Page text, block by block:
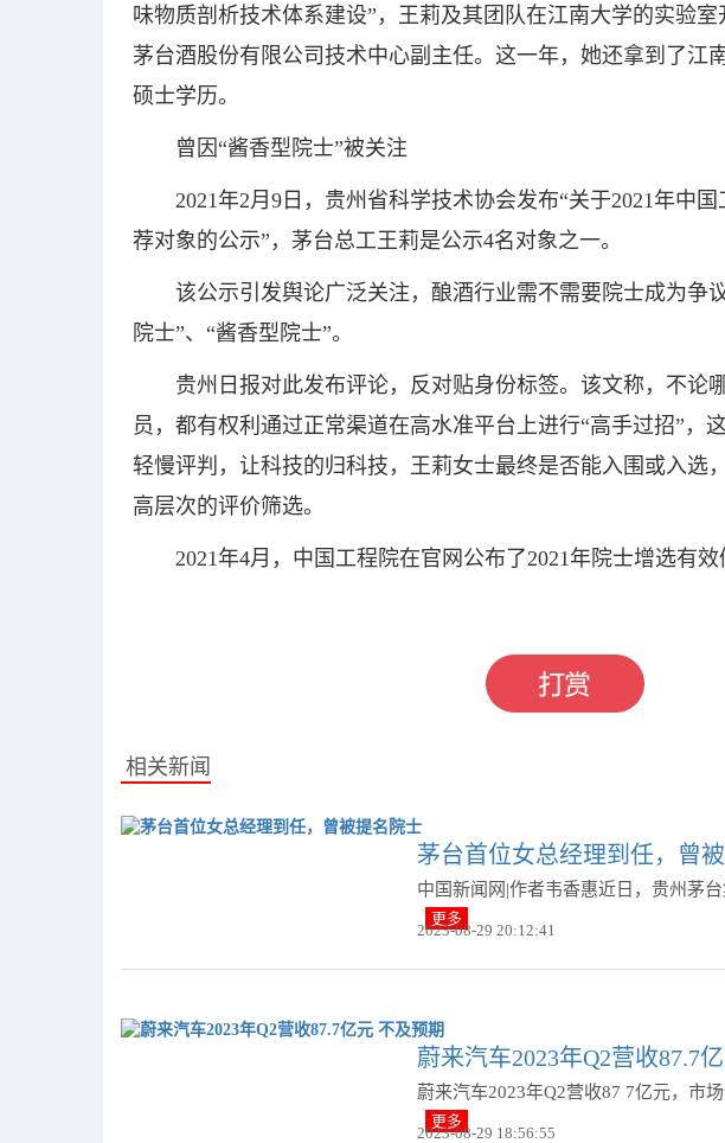
味物质剖析技术体系建设”，王莉及其团队在江南大学的实验
茅台酒股份有限公司技术中心副主任。这一年，她还拿到了江
硕士学历。
曾因“酱香型院士”被关注
2021年2月9日，贵州省科学技术协会发布“关于2021年中
荐对象的公示”，茅台总工王莉是公示4名对象之一。
该公示引发舆论广泛关注，酿酒行业需不需要院士成为争
院士”、“酱香型院士”。
贵州日报对此发布评论，反对贴身份标签。该文称，不论
员，都有权利通过正常渠道在高水准平台上进行“高手过招”，
轻慢评判，让科技的归科技，王莉女士最终是否能入围或入选
高层次的评价筛选。
2021年4月，中国工程院在官网公布了2021年院士增选有
相关新闻
茅台首位女总经理到任，曾
中国新闻网|作者韦香惠近日，贵州茅
更多
2023-08-29 20:12:41
蔚来汽车2023年Q2营收87.7
蔚来汽车2023年Q2营收87 7亿元，市
更多
2023-08-29 18:56:55